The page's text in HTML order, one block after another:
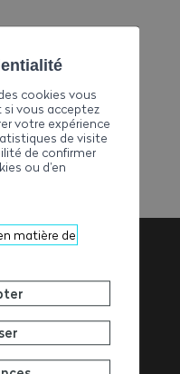
cookies vous
vous acceptez
votre expérience
de visite
de confirmer
ou d’en
matière de